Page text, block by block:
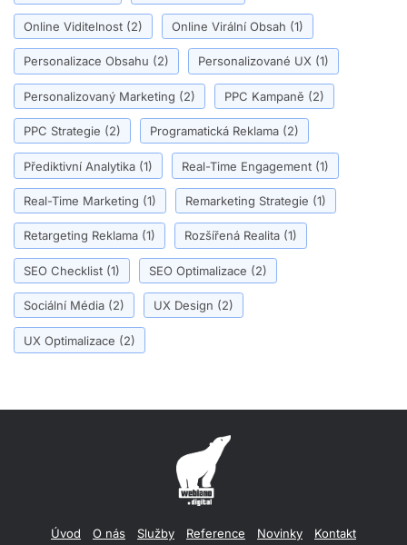
Online Viditelnost (2) Online Virální Obsah (1)
Personalizace Obsahu (2) Personalizované UX (1)
Personalizovaný Marketing (2) PPC Kampaně (2)
PPC Strategie (2) Programatická Reklama (2)
Přediktivní Analytika (1) Real-Time Engagement (1)
Real-Time Marketing (1) Remarketing Strategie (1)
Retargeting Reklama (1) Rozšířená Realita (1)
SEO Checklist (1) SEO Optimalizace (2)
Sociální Média (2) UX Design (2)
UX Optimalizace (2)
Úvod O nás Služby Reference Novinky Kontakt